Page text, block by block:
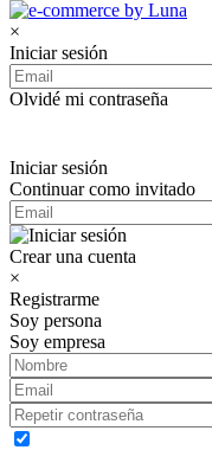
×
Iniciar sesión
Olvidé mi contraseña
Iniciar sesión
Continuar como invitado
Crear una cuenta
×
Registrarme
Soy persona
Soy empresa